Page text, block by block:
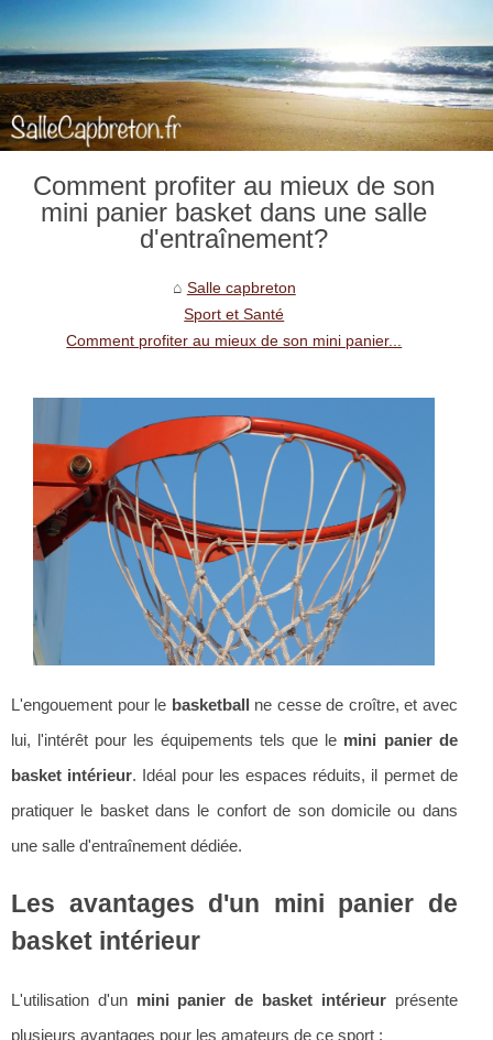
Comment profiter au mieux de son
mini panier basket dans une salle
d'entraînement?
Salle capbreton
Sport et Santé
Comment profiter au mieux de son mini panier...
L'engouement pour le basketball
ne cesse de croître, et avec
lui, l'intérêt pour les équipements tels que le mini panier de
basket intérieur. Idéal pour les espaces réduits, il permet de
pratiquer le basket dans le confort de son domicile ou dans
une salle d'entraînement dédiée.
Les avantages d'un mini panier de
basket intérieur
L'utilisation d'un mini panier de basket intérieurprésente
plusieurs avantages pour les amateurs de ce sport :